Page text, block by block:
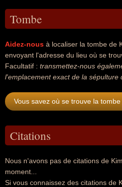
Tombe
Aidez-nous à localiser la tombe de
envoyant l'adresse du lieu où se
Facultatif : transmettez-nous
l'emplacement exact de la sépulture
Vous savez où se trouve la
Citations
Nous n'avons pas de citations de
moment...
Si vous connaissez des citations de